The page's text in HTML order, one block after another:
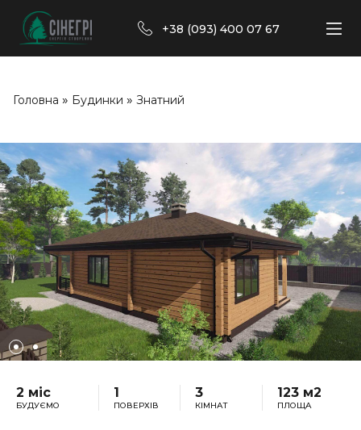
+38 (093) 400 07 67
Головна » Будинки » Знатний
2 міс
БУДУЄМО
1
ПОВЕРХІВ
3
КІМНАТ
123 м2
ПЛОЩА